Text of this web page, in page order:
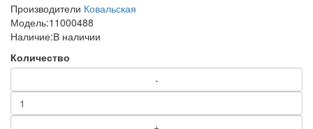
Производители Ковальская
Модель:11000488
Наличие:В наличии
Количество